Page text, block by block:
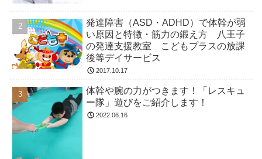
発達障害（ASD・ADHD）で体幹が弱
い原因と特徴・筋力の鍛え方 八王子
の発達支援教室 こどもプラスの放課
後等デイサービス
2017.10.17
体幹や腕の力がつきます！「レスキュ
ー隊」遊びをご紹介します！
2022.06.16